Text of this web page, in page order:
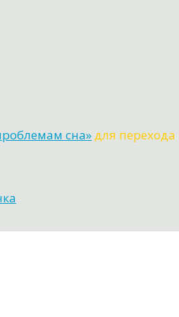
сна»для перехода